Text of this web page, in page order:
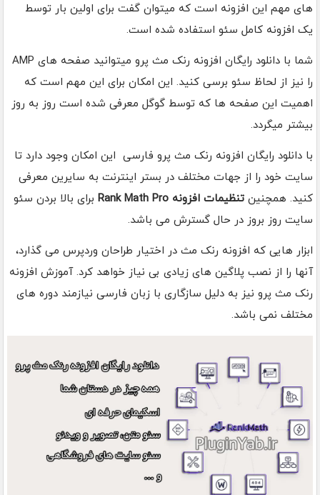
های مهم این افزونه است که میتوان گفت برای اولین بار توسط
یک افزونه کامل سئو استفاده شده است.
شما با دانلود رایگان افزونه رنک مث پرو میتوانید صفحه های AMP
را نیز از لحاظ سئو برسی کنید. این امکان برای این مهم است که
اهمیت این صفحه ها که توسط گوگل معرفی شده است روز به روز
بیشتر میگردد.
با دانلود رایگان افزونه رنک مث پرو فارسی این امکان وجود دارد تا
سایت خود را از جهات مختلف در بستر اینترنت به سایرین معرفی
کنید. همچنین تنظیمات افزونه Rank Math Pro
برای بالا بردن سئو
سایت روز بروز در حال گسترش می باشد.
ابزار هایی که افزونه رنک مث در اختیار طراحان وردپرس می گذارد،
آنها را از نصب پلاگین های زیادی بی نیاز خواهد کرد. آموزش افزونه
رنک مث پرو نیز به دلیل سازگاری با زبان فارسی نیازمند دوره های
مختلف نمی باشد.